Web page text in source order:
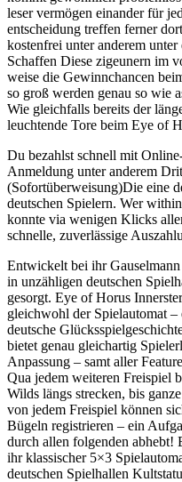
leser vermögen einander für
entscheidung treffen ferner
kostenfrei unter anderem
Schaffen Diese zigeunern im
weise die Gewinnchancen
so groß werden genau so wie
Wie gleichfalls bereits der
leuchtende Tore beim Eye of
Du bezahlst schnell mit
Anmeldung unter anderem
(Sofortüberweisung)Die eine
deutschen Spielern. Wer
konnte via wenigen Klicks
schnelle, zuverlässige
Entwickelt bei ihr
in unzähligen deutschen
gesorgt. Eye of Horus
gleichwohl der Spielautomat
deutsche
bietet genau gleichartig
Anpassung – samt aller
Qua jedem weiteren Freispiel
Wilds längs strecken, bis
von jedem Freispiel können
Bügeln registrieren – ein
durch allen folgenden abhebt!
ihr klassischer 5×3
deutschen Spielhallen